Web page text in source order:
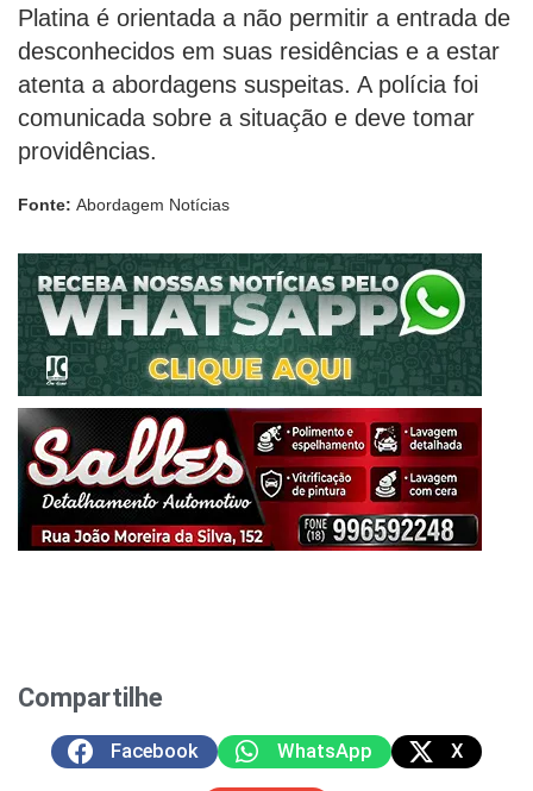
Platina é orientada a não permitir a entrada de
desconhecidos em suas residências e a estar
atenta a abordagens suspeitas. A polícia foi
comunicada sobre a situação e deve tomar
providências.
Fonte: Abordagem Notícias
Compartilhe
Facebook WhatsApp X